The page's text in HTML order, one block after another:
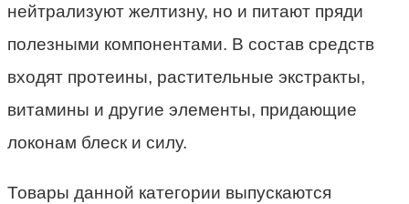
нейтрализуют желтизну, но и питают пряди
полезными компонентами. В состав средств
входят протеины, растительные экстракты,
витамины и другие элементы, придающие
локонам блеск и силу.
Товары данной категории выпускаются